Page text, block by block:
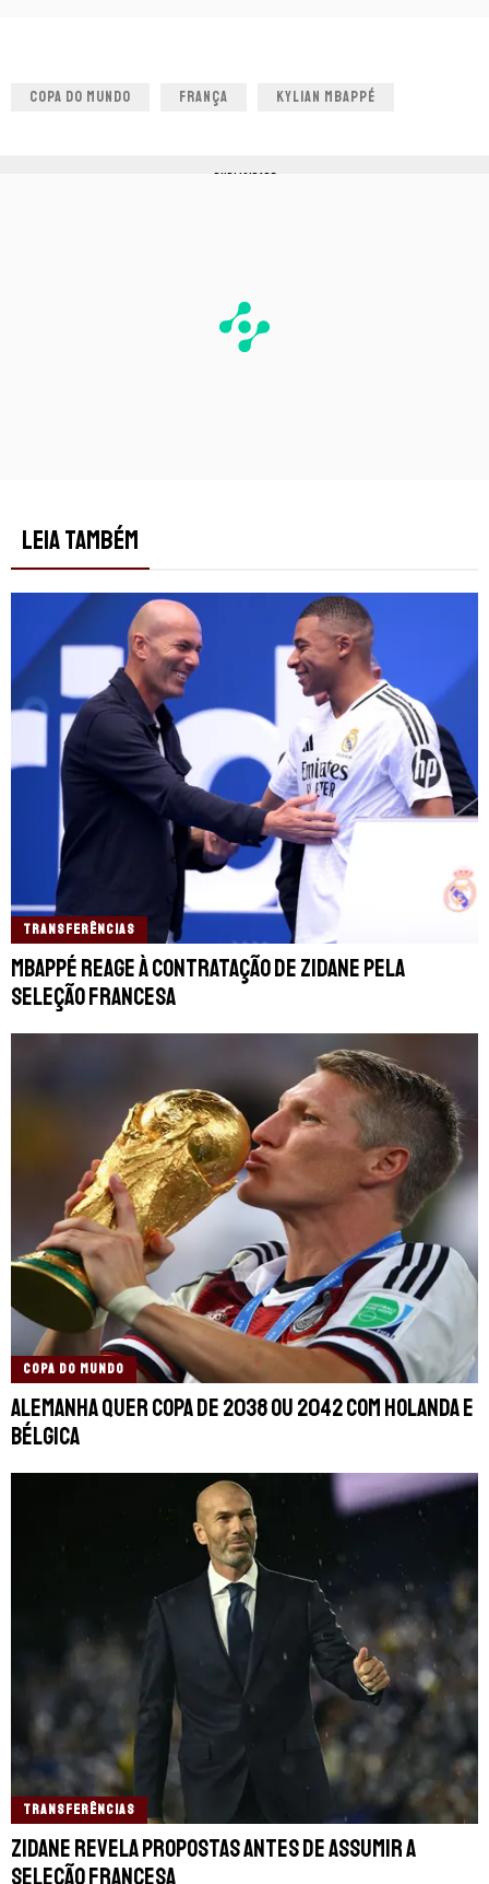
COPA DO MUNDO FRANÇA KYLIAN MBAPPÉ
PUBLICIDADE
LEIA TAMBÉM
TRANSFERÊNCIAS
Mbappé reage à contratação de Zidane pela
Seleção Francesa
COPA DO MUNDO
Alemanha quer Copa de 2038 ou 2042 com Holanda e
Bélgica
TRANSFERÊNCIAS
Zidane revela propostas antes de assumir a
Seleção Francesa